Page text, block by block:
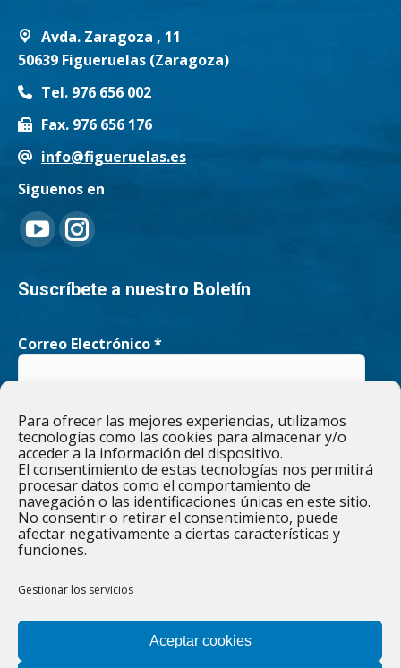
Para ofrecer las mejores experiencias, utilizamos
tecnologías como las cookies para almacenar y/o
acceder a la información del dispositivo.
El consentimiento de estas tecnologías nos permitirá
procesar datos como el comportamiento de
navegación o las identificaciones únicas en este sitio.
No consentir o retirar el consentimiento, puede
afectar negativamente a ciertas características y
funciones.
Gestionar los servicios
Aceptar cookies
Avda. Zaragoza , 11
50639 Figueruelas (Zaragoza)
Tel. 976 656 002
Fax. 976 656 176
info@figueruelas.es
Síguenos en
Encuéntranos en:
YouTube
page
in
window
Instagram
page
in
window
Suscríbete a nuestro Boletín
Correo Electrónico*
He leído y acepto laPolítica de privacidad
Responsable » Ayuntamiento de Figueruelas / Finalidad » enviarte
nuestras publicaciones y noticias. / Legitimación » tu
consentimiento. / Destinatarios » solo se realizan cesiones si
existe una obligación legal. / Derechos » podrás ejercer tus
como se indica en laPolítica de privacidad